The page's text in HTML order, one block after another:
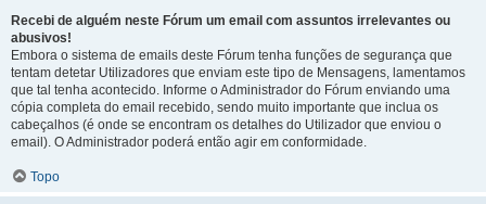
Recebi de alguém neste Fórum um email com assuntos irrelevantes ou
abusivos!
Embora o sistema de emails deste Fórum tenha funções de segurança que
tentam detetar Utilizadores que enviam este tipo de Mensagens, lamentamos
que tal tenha acontecido. Informe o Administrador do Fórum enviando uma
cópia completa do email recebido, sendo muito importante que inclua os
cabeçalhos (é onde se encontram os detalhes do Utilizador que enviou o
email). O Administrador poderá então agir em conformidade.
Topo